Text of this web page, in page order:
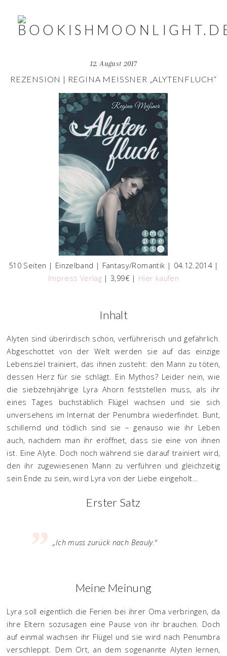
12. August 2017
REZENSION | REGINA MEISSNER „ALYTENFLUCH“
510 Seiten | Einzelband | Fantasy/Romantik | 04.12.2014 |
Impress Verlag | 3,99€ | Hier kaufen
Inhalt
Alyten sind überirdisch schön, verführerisch und gefährlich.
Abgeschottet von der Welt werden sie auf das einzige
Lebensziel trainiert, das ihnen zusteht: den Mann zu töten,
dessen Herz für sie schlägt. Ein Mythos? Leider nein, wie
die siebzehnjährige Lyra Ahorn feststellen muss, als ihr
eines Tages buchstäblich Flügel wachsen und sie sich
unversehens im Internat der Penumbra wiederfindet. Bunt,
schillernd und tödlich sind sie – genauso wie ihr Leben
auch, nachdem man ihr eröffnet, dass sie eine von ihnen
ist. Eine Alyte. Doch noch während sie darauf trainiert wird,
den ihr zugewiesenen Mann zu verführen und gleichzeitig
sein Ende zu sein, wird Lyra von der Liebe eingeholt…
Erster Satz
„Ich muss zurück nach Beauly.“
Meine Meinung
Lyra soll eigentlich die Ferien bei ihrer Oma verbringen, da
ihre Eltern sozusagen eine Pause von ihr brauchen. Doch
auf einmal wachsen ihr Flügel und sie wird nach Penumbra
verschleppt. Dem Ort, an dem sogenannte Alyten lernen,